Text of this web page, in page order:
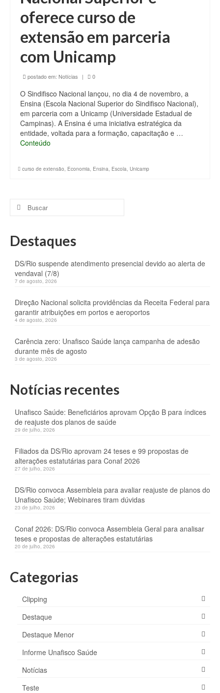
oferece curso de
extensão em parceria
com Unicamp
postado em: Notícias | 0
O Sindifisco Nacional lançou, no dia 4 de novembro, a
Ensina (Escola Nacional Superior do Sindifisco Nacional),
em parceria com a Unicamp (Universidade Estadual de
Campinas). A Ensina é uma iniciativa estratégica da
entidade, voltada para a formação, capacitação e …
Conteúdo
curso de extensão, Economia, Ensina, Escola, Unicamp
Buscar
por:
Destaques
DS/Rio suspende atendimento presencial devido ao alerta de
vendaval (7/8)
7 de agosto, 2026
Direção Nacional solicita providências da Receita Federal para
garantir atribuições em portos e aeroportos
4 de agosto, 2026
Carência zero: Unafisco Saúde lança campanha de adesão
durante mês de agosto
3 de agosto, 2026
Notícias recentes
Unafisco Saúde: Beneficiários aprovam Opção B para índices
de reajuste dos planos de saúde
29 de julho, 2026
Filiados da DS/Rio aprovam 24 teses e 99 propostas de
alterações estatutárias para Conaf 2026
27 de julho, 2026
DS/Rio convoca Assembleia para avaliar reajuste de planos do
Unafisco Saúde; Webinares tiram dúvidas
23 de julho, 2026
Conaf 2026: DS/Rio convoca Assembleia Geral para analisar
teses e propostas de alterações estatutárias
20 de julho, 2026
Categorias
Clipping
Destaque
Destaque Menor
Informe Unafisco Saúde
Notícias
Teste